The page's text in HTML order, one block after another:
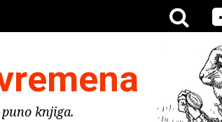
knjiga.